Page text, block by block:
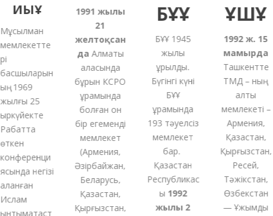
ИЫҰ
1969
25
негізі
1991жылғы
21
желтоқсан
даАлматы
қаласында
бұрын КСРО
құрамында
болғанон
бір егеменді
мемлекет
Армения,
Әзірбайжан,
Беларусь,
Қазақстан,
Қырғызстан,
БҰҰ
БҰҰ 1945
жылы
құрылды.
Бүгінгі күні
БҰҰ
құрамында
193 тәуелсіз
мемлекет
бар.
Қазақстан
Республикас
ы1992
жылы 2
ҰҚШҰ
1992 ж. 15
мамырда
Ташкентте
ТМД – ның
алты
мемлекеті –
Армения,
Қазақстан,
Қырғызстан,
Ресей,
Тәжікстан,
Өзбекстан
— Ұжымдық